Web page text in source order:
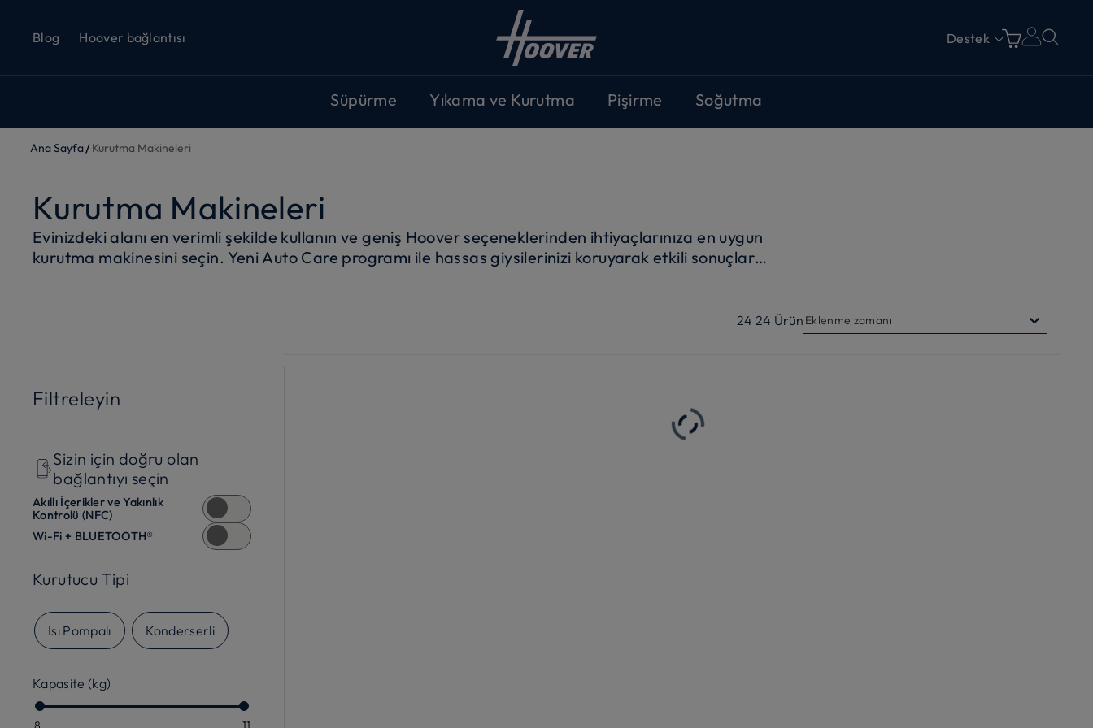
Blog Hoover bağlantısı Destek
Süpürme Yıkama ve Kurutma Pişirme Soğutma
Ana Sayfa Kurutma Makineleri
Kurutma Makineleri
Evinizdeki alanı en verimli şekilde kullanın ve geniş Hoover seçeneklerinden ihtiyaçlarınıza en uygun
kurutma makinesini seçin. Yeni Auto Care programı ile hassas giysilerinizi koruyarak etkili sonuçlar
Filtreleyin
Sizin için doğru olan
bağlantıyı seçin
Akıllı İçerikler ve Yakınlık
Kontrolü (NFC)
Wi-Fi + BLUETOOTH®
Kurutucu Tipi
Isı Pompalı Konderserli
Kapasite (kg)
24 24 Ürün Eklenme zamanı